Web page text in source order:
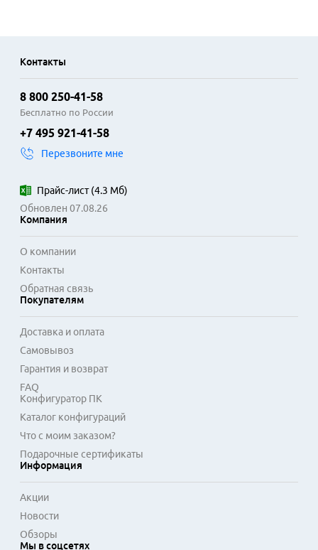
Контакты
8 800 250-41-58
Бесплатно по России
+7 495 921-41-58
Перезвоните мне
Прайс-лист(4.3 Мб)
Обновлен 07.08.26
Компания
О компании
Контакты
Обратная связь
Покупателям
Доставка и оплата
Самовывоз
Гарантия и возврат
FAQ
Конфигуратор ПК
Каталог конфигураций
Что с моим заказом?
Подарочные сертификаты
Информация
Акции
Новости
Обзоры
Мы в соцсетях